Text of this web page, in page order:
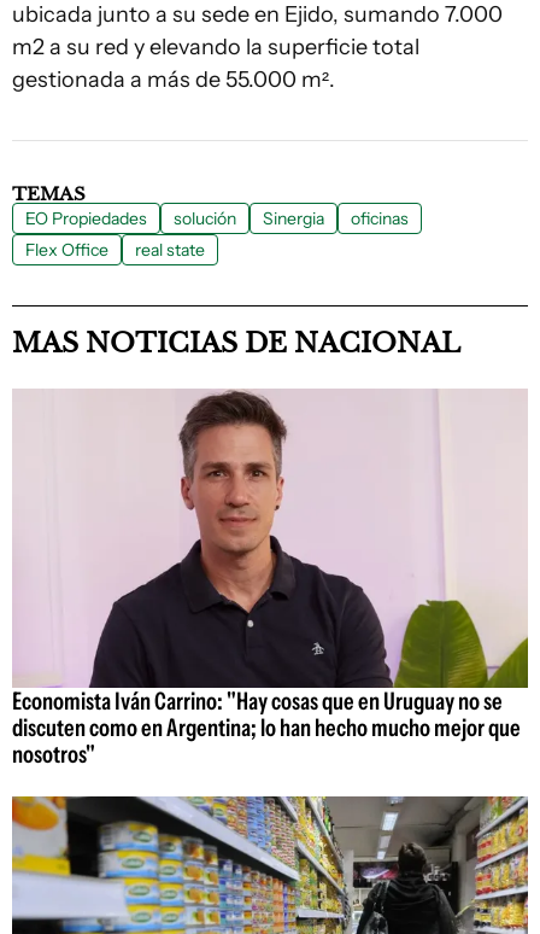
ubicada junto a su sede en Ejido, sumando 7.000
m2 a su red y elevando la superficie total
gestionada a más de 55.000 m².
TEMAS
EO Propiedades solución Sinergia
oficinas
Flex Office
real state
MAS NOTICIAS DE NACIONAL
Economista Iván Carrino: "Hay cosas que en Uruguay no se
discuten como en Argentina; lo han hecho mucho mejor que
nosotros"